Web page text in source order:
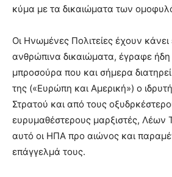
κύμα με τα δικαιώματα των
Οι Ηνωμένες Πολιτείες έχουν
ανθρώπινα δικαιώματα, έγραφε
μπροσούρα που και σήμερα
της («Ευρώπη και Αμερική») ο
Στρατού και από τους
ευρυμαθέστερους μαρξιστές, Λέων
αυτό οι ΗΠΑ προ αιώνος και
επάγγελμά τους.